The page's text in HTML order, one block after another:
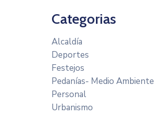
Categorias
Alcaldía
Deportes
Festejos
Pedanías- Medio Ambiente
Personal
Urbanismo